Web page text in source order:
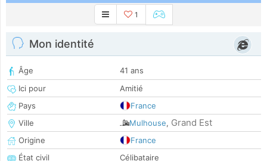
1
Mon identité
Âge
41 ans
Ici pour
Amitié
Pays
France
Ville
Mulhouse, Grand Est
Origine
France
État civil
Célibataire